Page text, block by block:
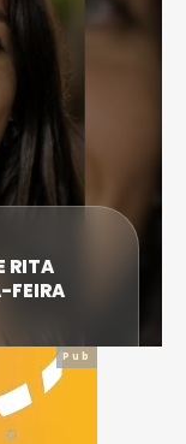
RITA
FEIRA
Pub